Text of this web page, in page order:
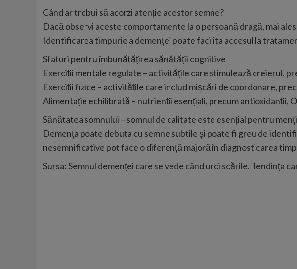
Când ar trebui să acorzi atenție acestor semne?
Dacă observi aceste comportamente la o persoană dragă, mai
Identificarea timpurie a demenței poate facilita accesul la
Sfaturi pentru îmbunătățirea sănătății cognitive
Exerciții mentale regulate – activitățile care stimulează creierul,
Exerciții fizice – activitățile care includ mișcări de coordonare,
Alimentație echilibrată – nutrienții esențiali, precum antioxidanții,
Sănătatea somnului – somnul de calitate este esențial pentru
Demența poate debuta cu semne subtile și poate fi greu de
nesemnificative pot face o diferență majoră în diagnosticarea
Sursa: Semnul demenței care se vede când urci scările. Tendința